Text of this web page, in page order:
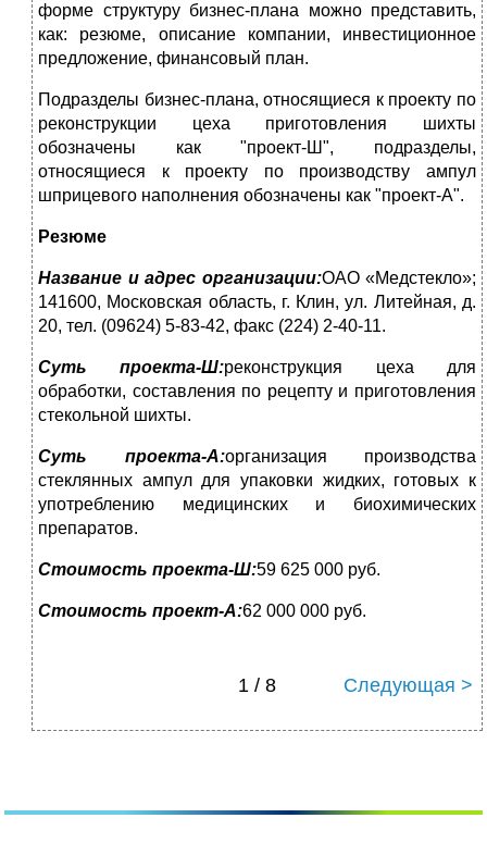
форме структуру бизнес-плана можно представить,
как: резюме, описание компании, инвестиционное
предложение, финансовый план.
Подразделы бизнес-плана, относящиеся к проекту по
реконструкции цеха приготовления шихты
обозначены как "проект-Ш", подразделы,
относящиеся к проекту по производству ампул
шприцевого наполнения обозначены как "проект-А".
Резюме
Название и адрес организации:ОАО «Медстекло»;
141600, Московская область, г. Клин, ул. Литейная, д.
20, тел. (09624) 5-83-42, факс (224) 2-40-11.
Суть проекта-Ш:реконструкция цеха для
обработки, составления по рецепту и приготовления
стекольной шихты.
Суть проекта-А:организация производства
стеклянных ампул для упаковки жидких, готовых к
употреблению медицинских и биохимических
препаратов.
Стоимость проекта-Ш:59 625 000 руб.
Стоимость проект-А:62 000 000 руб.
1 / 8 Следующая >